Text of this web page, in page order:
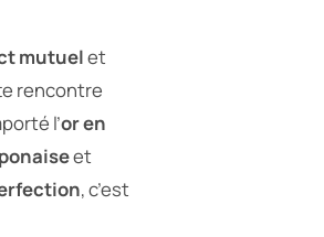
mutuelet
rencontre
l’or en
et
, c’est